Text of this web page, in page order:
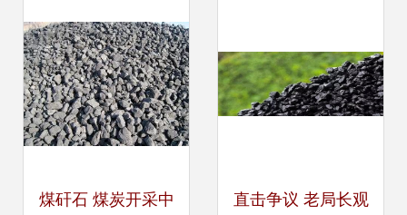
煤矸石 煤炭开采中 直击争议 老局长观